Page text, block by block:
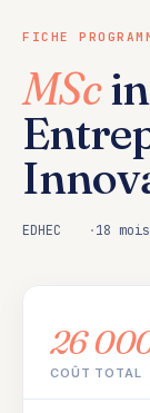
FICHE
MScin
EDHEC 18 mois
26
COÛT TOTAL